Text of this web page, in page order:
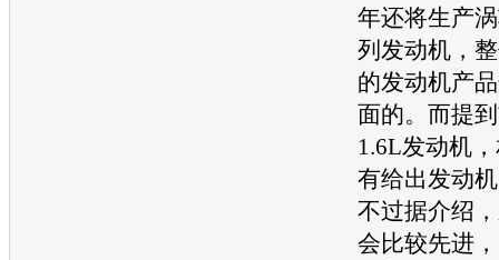
年还将生产
列 发动机 ，
的发动机产
面的。而提
1.6L发动机
有给出发动机
不过据介绍
会比较先进